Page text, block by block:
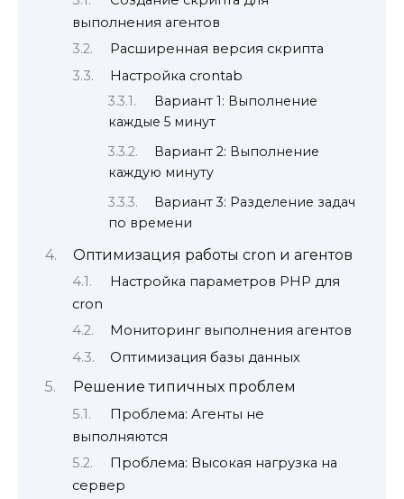
выполнения агентов
Расширенная версия скрипта
Настройка crontab
Вариант 1: Выполнение
каждые 5 минут
Вариант 2: Выполнение
каждую минуту
Вариант 3: Разделение задач
по времени
Оптимизация работы cron и агентов
Настройка параметров PHP для
cron
Мониторинг выполнения агентов
Оптимизация базы данных
Решение типичных проблем
Проблема: Агенты не
выполняются
Проблема: Высокая нагрузка на
сервер